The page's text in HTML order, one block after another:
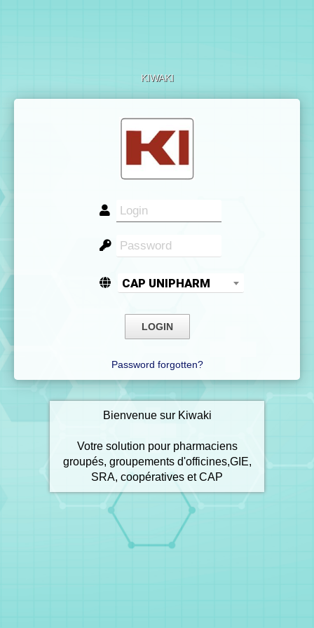
KIWAKI
CAP UNIPHARM
Password forgotten?
Bienvenue sur Kiwaki
Votre solution pour pharmaciens
groupés, groupements d'officines,GIE,
SRA, coopératives et CAP